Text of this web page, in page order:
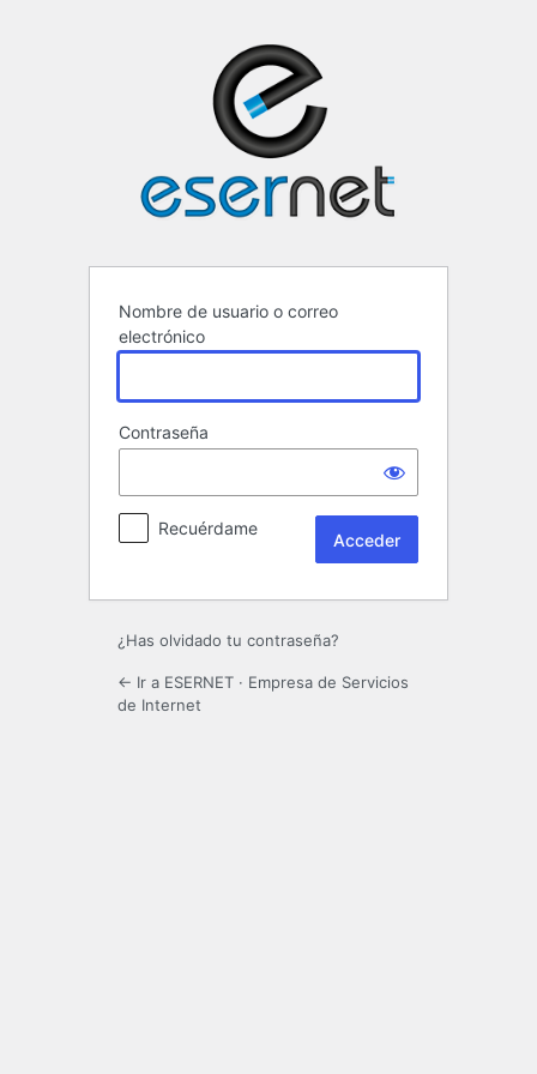
Nombre de usuario o correo
electrónico
Contraseña
Recuérdame
¿Has olvidado tu contraseña?
← Ir a ESERNET · Empresa de Servicios
de Internet